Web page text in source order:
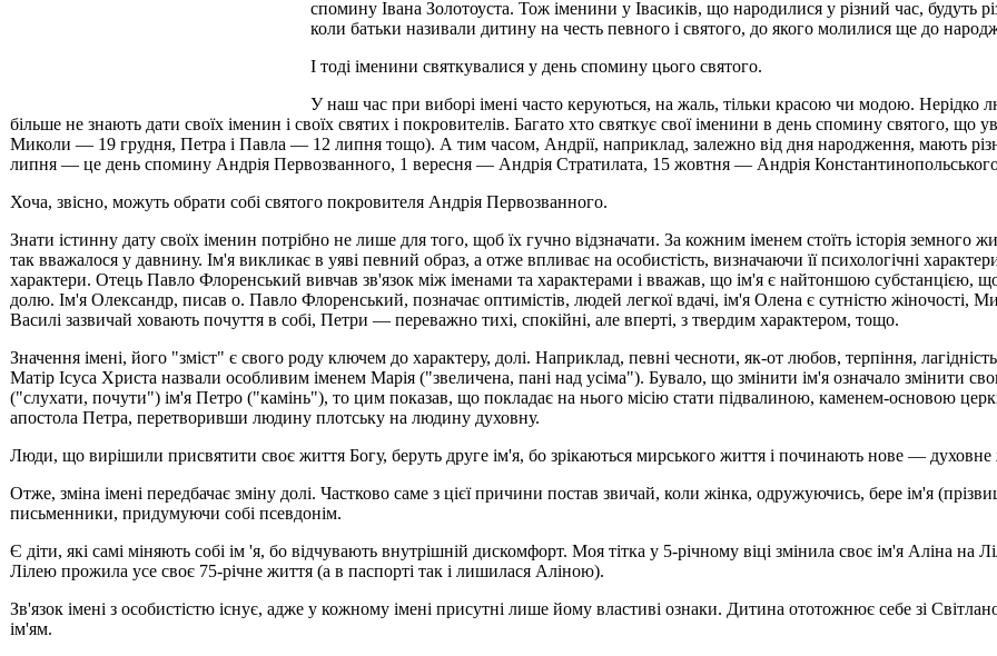
спомину Івана Золотоуста. Тож іменини у Івасиків, що народилися у різний час, будуть
коли батьки називали дитину на честь певного і святого, до якого молилися ще до
І тоді іменини святкувалися у день спомину цього святого.
У наш час при виборі імені часто керуються, на жаль, тільки красою чи модою. Нерідко
більше не знають дати своїх іменин і своїх святих і покровителів. Багато хто святкує свої іменини в день спомину святого,
Миколи — 19 грудня, Петра і Павла — 12 липня тощо). А тим часом, Андрії, наприклад, залежно від дня народження, мають
липня — це день спомину Андрія Первозванного, 1 вересня — Андрія Стратилата, 15 жовтня — Андрія
Хоча, звісно, можуть обрати собі святого покровителя Андрія Первозванного.
Знати істинну дату своїх іменин потрібно не лише для того, щоб їх гучно відзначати. За кожним іменем стоїть історія
так вважалося у давнину. Ім'я викликає в уяві певний образ, а отже впливає на особистість, визначаючи її психологічні
характери. Отець Павло Флоренський вивчав зв'язок між іменами та характерами і вважав, що ім'я є найтоншою субстанцією,
долю. Ім'я Олександр, писав о. Павло Флоренський, позначає оптимістів, людей легкої вдачі, ім'я Олена є сутністю жіночості,
Василі зазвичай ховають почуття в собі, Петри — переважно тихі, спокійні, але вперті, з твердим характером, тощо.
Значення імені, його "зміст" є свого роду ключем до характеру, долі. Наприклад, певні чесноти, як-от любов, терпіння,
Матір Ісуса Христа назвали особливим іменем Марія ("звеличена, пані над усіма"). Бувало, що змінити ім'я означало змінити
("слухати, почути") ім'я Петро ("камінь"), то цим показав, що покладає на нього місію стати підвалиною, каменем-основою
апостола Петра, перетворивши людину плотську на людину духовну.
Люди, що вирішили присвятити своє життя Богу, беруть друге ім'я, бо зрікаються мирського життя і починають нове —
Отже, зміна імені передбачає зміну долі. Частково саме з цієї причини постав звичай, коли жінка, одружуючись, бере ім'я
письменники, придумуючи собі псевдонім.
Є діти, які самі міняють собі ім 'я, бо відчувають внутрішній дискомфорт. Моя тітка у 5-річному віці змінила своє ім'я Аліна
Лілею прожила усе своє 75-річне життя (а в паспорті так і лишилася Аліною).
Зв'язок імені з особистістю існує, адже у кожному імені присутні лише йому властиві ознаки. Дитина ототожнює себе зі
ім'ям.